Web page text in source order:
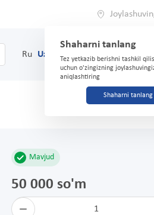
Shaharni tanlang
Tez yetkazib berishni tashkil
uchun o'zingizning
aniqlashtiring
Shaharni tanlang
Ru Uz (71) 200-03-03
Mavjud
50 000 so'm
1